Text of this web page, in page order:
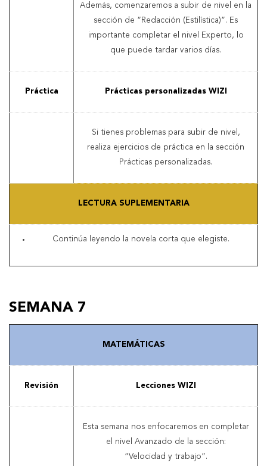
Además, comenzaremos a subir de nivel en la
sección de “Redacción (Estilística)”. Es
importante completar el nivel Experto, lo
que puede tardar varios días.
Práctica Prácticas personalizadas WIZI
Si tienes problemas para subir de nivel,
realiza ejercicios de práctica en la sección
Prácticas personalizadas.
LECTURA SUPLEMENTARIA
Continúa leyendo la novela corta que elegiste.
SEMANA 7
MATEMÁTICAS
Revisión Lecciones WIZI
Esta semana nos enfocaremos en completar
el nivel Avanzado de la sección:
“Velocidad y trabajo”.